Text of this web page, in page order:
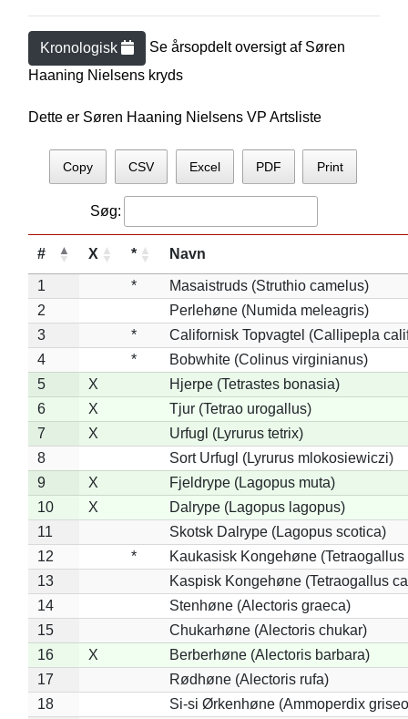
Kronologisk Se årsopdelt oversigt af Søren
Haaning Nielsens kryds
Dette er Søren Haaning Nielsens VP Artsliste
Copy CSV Excel PDF Print
Søg:
# X * Navn
1 *
Masaistruds (Struthio camelus)
2
Perlehøne (Numida meleagris)
3
*
Californisk Topvagtel (Callipepla
4
*
Bobwhite (Colinus virginianus)
5
X
Hjerpe (Tetrastes bonasia)
6
X
Tjur (Tetrao urogallus)
7
X
Urfugl (Lyrurus tetrix)
8
Sort Urfugl (Lyrurus mlokosiewiczi)
9
X
Fjeldrype (Lagopus muta)
10
X
Dalrype (Lagopus lagopus)
11
Skotsk Dalrype (Lagopus scotica)
12
*
Kaukasisk Kongehøne
13
Kaspisk Kongehøne (Tetraogallus
14
Stenhøne (Alectoris graeca)
15
Chukarhøne (Alectoris chukar)
16
X
Berberhøne (Alectoris barbara)
17
Rødhøne (Alectoris rufa)
18
Si-si Ørkenhøne (Ammoperdix